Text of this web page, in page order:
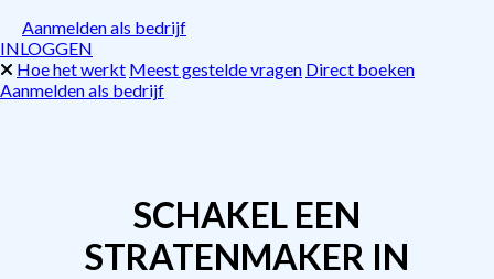
Aanmelden als bedrijf
INLOGGEN
Hoe het werkt Meest gestelde vragen Direct boeken
Aanmelden als bedrijf
SCHAKEL EEN
STRATENMAKER IN